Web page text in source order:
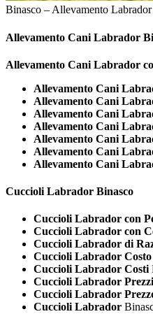
Binasco – Allevamento
Allevamento Cani Labrador
Allevamento Cani Labrador
Allevamento Cani
Allevamento Cani
Allevamento Cani
Allevamento Cani
Allevamento Cani
Allevamento Cani
Allevamento Cani
Cuccioli Labrador Binasco
Cuccioli Labrador con
Cuccioli Labrador con
Cuccioli Labrador di
Cuccioli Labrador Costo
Cuccioli Labrador Costi
Cuccioli Labrador Prezzi
Cuccioli Labrador
Cuccioli Labrador